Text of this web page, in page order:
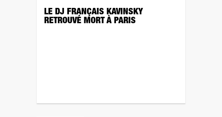
LE DJ FRANÇAIS KAVINSKY
RETROUVÉ MORT À PARIS